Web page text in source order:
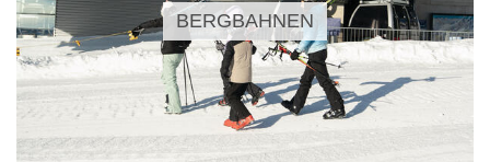
BERGBAHNEN